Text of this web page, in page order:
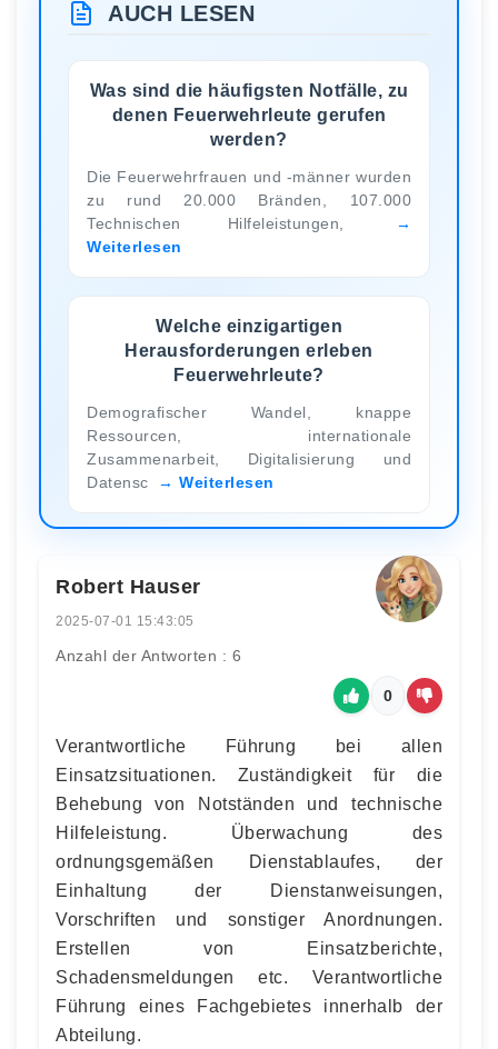
AUCH LESEN
Was sind die häufigsten Notfälle, zu
denen Feuerwehrleute gerufen
werden?
Die Feuerwehrfrauen und -männer wurden
zu rund 20.000 Bränden, 107.000
Technischen Hilfeleistungen,
Weiterlesen
Welche einzigartigen
Herausforderungen erleben
Feuerwehrleute?
Demografischer Wandel, knappe
Ressourcen, internationale
Zusammenarbeit, Digitalisierung und
Datensc
Weiterlesen
Robert Hauser
2025-07-01 15:43:05
Anzahl der Antworten : 6
0
Verantwortliche Führung bei allen
Einsatzsituationen. Zuständigkeit für die
Behebung von Notständen und technische
Hilfeleistung. Überwachung des
ordnungsgemäßen Dienstablaufes, der
Einhaltung der Dienstanweisungen,
Vorschriften und sonstiger Anordnungen.
Erstellen von Einsatzberichte,
Schadensmeldungen etc. Verantwortliche
Führung eines Fachgebietes innerhalb der
Abteilung.